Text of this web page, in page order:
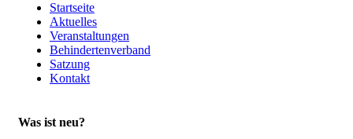
Startseite
Aktuelles
Veranstaltungen
Behindertenverband
Satzung
Kontakt
Was ist neu?